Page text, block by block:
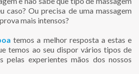
caso? Ou precisa de uma massagem
mais intensos?
temos a melhor resposta a estas e
temos ao seu dispor vários tipos de
pelas experientes mãos dos nossos